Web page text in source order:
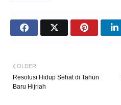
OLDER
Resolusi Hidup Sehat di Tahun
Baru Hijriah